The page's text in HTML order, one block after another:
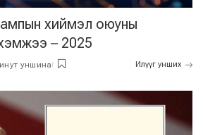
хиймэл оюуны
– 2025
уншина Илүүг унших